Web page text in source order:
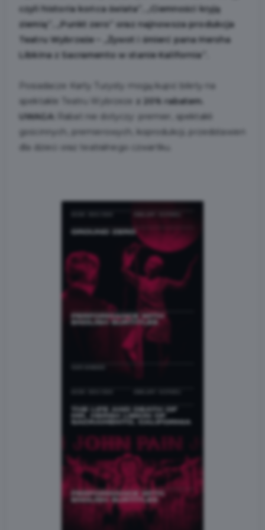
czyli historia końca świata”, „Ciemności kryją
ziemię”, „Punkt zero” oraz najnowsza produkcja
Teatru Wybrzeże – „Żywot i śmierć pana Hersha
Libkina z Sacramento w stanie Kalifornia”.
Posiadacze Karty Turysty mogą kupić bilety na
spektakle Teatru Wybrzeże
z 20% rabatem.
UWAGA:
Rabat nie dotyczy: premier, spektakli
gościnnych, premierowych, koprodukcji, przedstawień
dla dzieci oraz teatralnego czwartku.